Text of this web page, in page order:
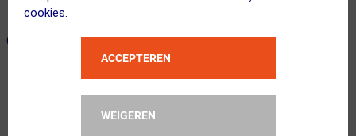
cookies.
ACCEPTEREN
WEIGEREN
← Terug naar productnavigatie
ONZE AANBEVOLEN COMBINATIE
BBB Cycling
FeetRest Adapter BPD-90 Zwart